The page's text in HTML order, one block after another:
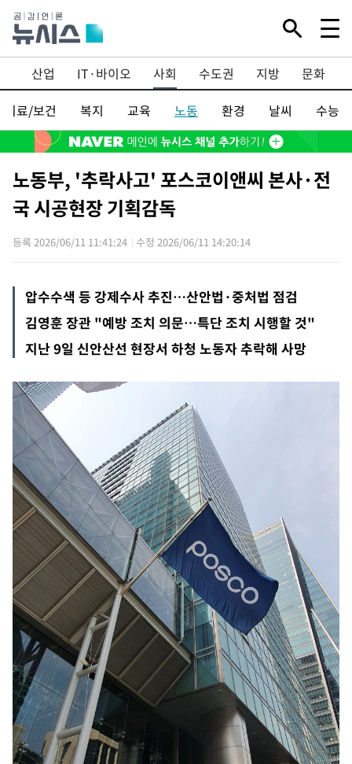
산업 IT·바이오 사회 수도권 지방 문화
의료/보건
복지 교육 노동 환경 날씨 수능
노동부, '추락사고' 포스코이앤씨 본사·전
국 시공현장 기획감독
등록 2026/06/11 11:41:24 수정 2026/06/11 14:20:14
압수수색 등 강제수사 추진…산안법·중처법 점검
김영훈 장관 "예방 조치 의문…특단 조치 시행할 것"
지난 9일 신안산선 현장서 하청 노동자 추락해 사망